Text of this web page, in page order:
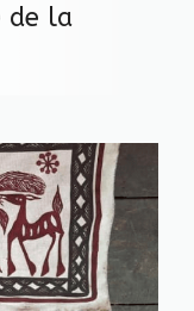
de la